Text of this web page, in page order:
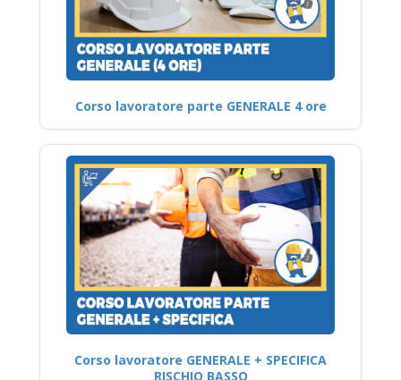
Corso lavoratore parte GENERALE 4 ore
Corso lavoratore GENERALE + SPECIFICA
RISCHIO BASSO